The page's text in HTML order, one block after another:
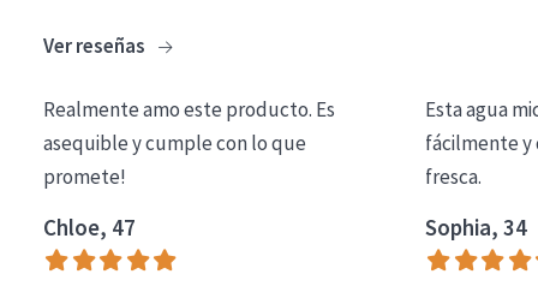
Limpieza
COLECCIÓN
Essentials
Lift+
Ver reseñas
Realmente amo este producto. Es
asequible y cumple con lo que
promete!
Chloe, 47
Esta agua
fácilmente y
fresca.
Sophia, 34